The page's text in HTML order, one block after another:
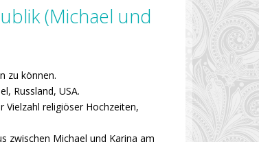
(Michael und
zu können.
Russland, USA.
religiöser Hochzeiten,
zwischen Michael und Karina am